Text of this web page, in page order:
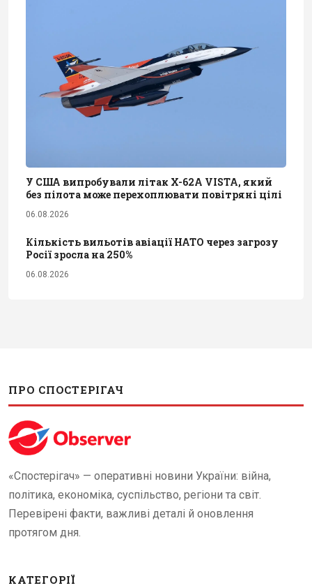
У США випробували літак X-62A VISTA, який
без пілота може перехоплювати повітряні цілі
06.08.2026
Кількість вильотів авіації НАТО через загрозу
Росії зросла на 250%
06.08.2026
ПРО СПОСТЕРІГАЧ
«Спостерігач» — оперативні новини України: війна,
політика, економіка, суспільство, регіони та світ.
Перевірені факти, важливі деталі й оновлення
протягом дня.
КАТЕГОРІЇ